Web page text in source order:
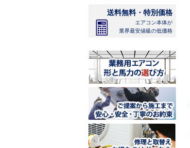
送料無料・特別価格
エアコン本体が
業界最安値級の低価格